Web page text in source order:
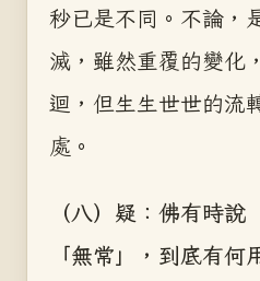
秒已是不同。不論，
滅，雖然重覆的變化
迴，但生生世世的流
處。
（八）疑：佛有時
「無常」，到底有何